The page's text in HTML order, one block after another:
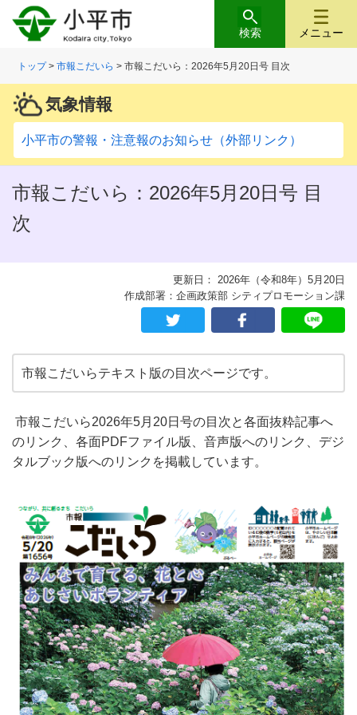
メニュー
検索
トップ>市報こだいら > 市報こだいら：2026年5月20日号 目次
気象情報
小平市の警報・注意報のお知らせ（外部リンク）
市報こだいら：2026年5月20日号 目
次
更新日： 2026年（令和8年）5月20日
作成部署：企画政策部 シティプロモーション課
市報こだいらテキスト版の目次ページです。
市報こだいら2026年5月20日号の目次と各面抜粋記事へ
のリンク、各面PDFファイル版、音声版へのリンク、デジ
タルブック版へのリンクを掲載しています。